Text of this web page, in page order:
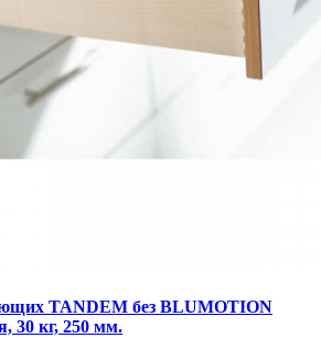
TANDEM без BLUMOTION
30 кг, 250 мм.